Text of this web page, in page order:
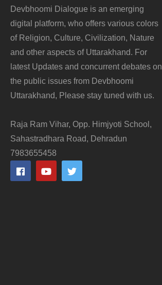
Devbhoomi Dialogue is an emerging
digital platform, who offers various colors
of Religion, Culture, Civilization, Nature
and other aspects of Uttarakhand. For
latest Updates and concurrent debates on
the public issues from Devbhoomi
Uttarakhand, Please stay tuned with us.
Raja Ram Vihar, Opp. Himjyoti School,
Sahastradhara Road, Dehradun
7983655458